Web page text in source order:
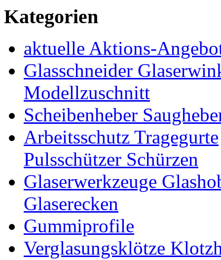
Kategorien
aktuelle Aktions-
Glasschneider
Modellzuschnitt
Scheibenheber
Arbeitsschutz Tragegurte
Pulsschützer Schürzen
Glaserwerkzeuge
Glaserecken
Gummiprofile
Verglasungsklötze